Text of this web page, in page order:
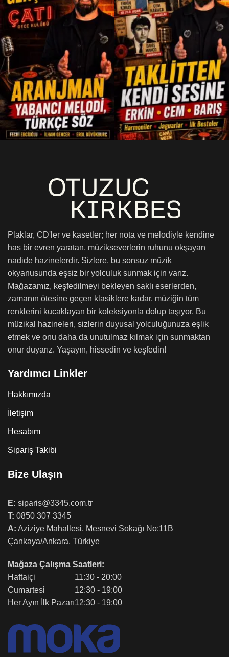
Plaklar, CD'ler ve kasetler; her nota ve melodiyle kendine
has bir evren yaratan, müzikseverlerin ruhunu okşayan
nadide hazinelerdir. Sizlere, bu sonsuz müzik
okyanusunda eşsiz bir yolculuk sunmak için varız.
Mağazamız, keşfedilmeyi bekleyen saklı eserlerden,
zamanın ötesine geçen klasiklere kadar, müziğin tüm
renklerini kucaklayan bir koleksiyonla dolup taşıyor. Bu
müzikal hazineleri, sizlerin duyusal yolculuğunuza eşlik
etmek ve onu daha da unutulmaz kılmak için sunmaktan
onur duyarız. Yaşayın, hissedin ve keşfedin!
Yardımcı Linkler
Hakkımızda
İletişim
Hesabım
Sipariş Takibi
Bize Ulaşın
E: siparis@3345.com.tr
T: 0850 307 3345
A: Aziziye Mahallesi, Mesnevi Sokağı No:11B
Çankaya/Ankara, Türkiye
Mağaza Çalışma Saatleri:
Haftaiçi
Cumartesi
Her Ayın İlk Pazarı
11:30 - 20:00
12:30 - 19:00
12:30 - 19:00